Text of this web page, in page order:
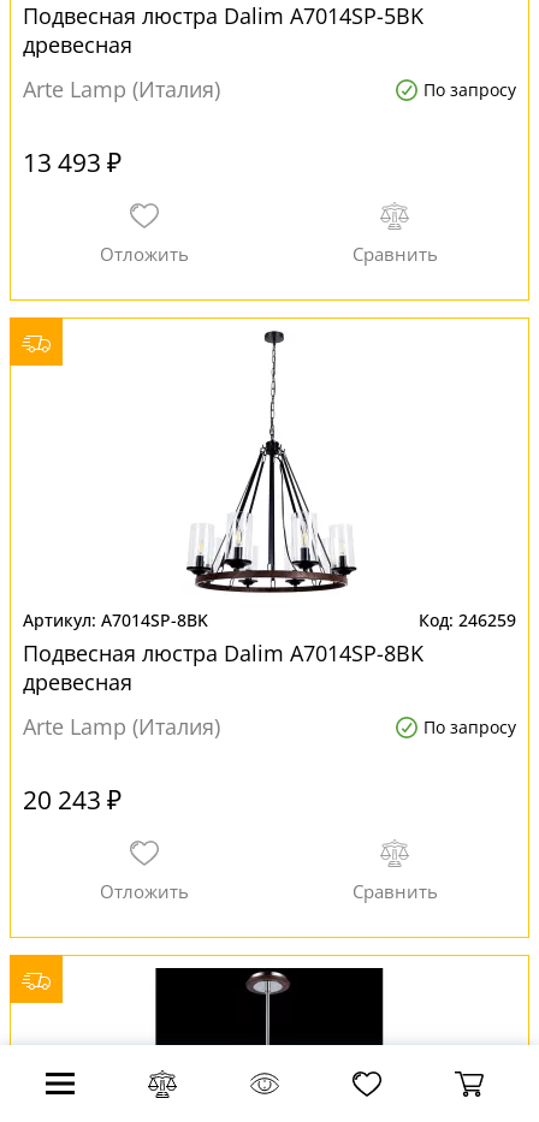
Подвесная люстра Dalim A7014SP-5BK
древесная
Arte Lamp (Италия)
По запросу
13 493 ₽
A7014SP-8BK 246259
Подвесная люстра Dalim A7014SP-8BK
древесная
Arte Lamp (Италия)
По запросу
20 243 ₽